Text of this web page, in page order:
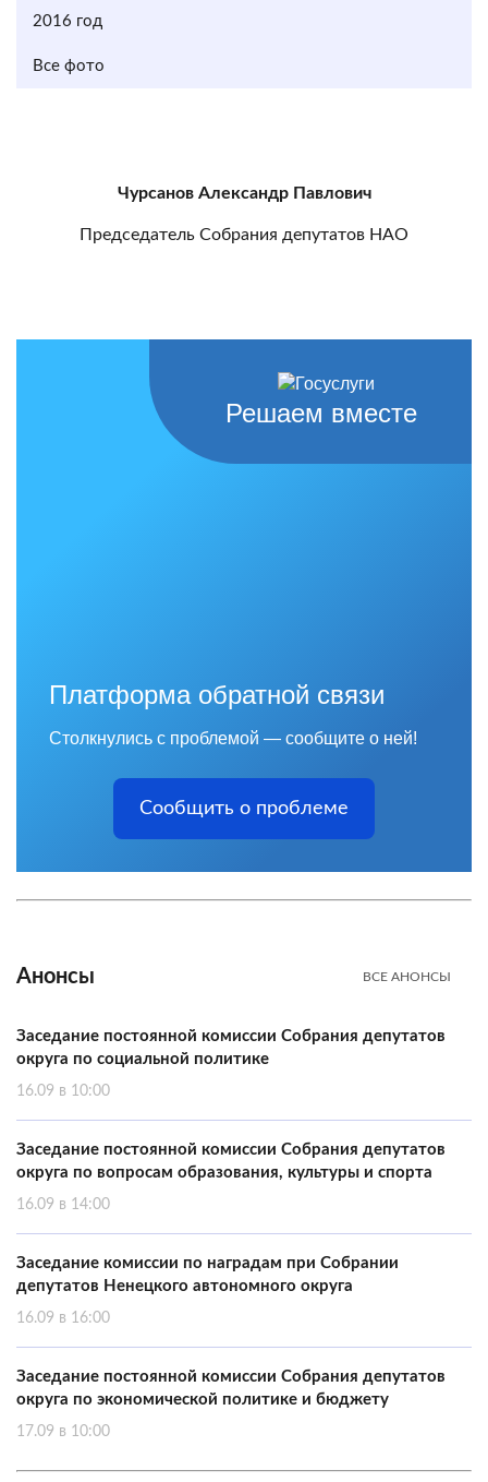
2016 год
Все фото
Чурсанов Александр Павлович
Председатель Собрания депутатов НАО
Решаем вместе
Платформа обратной связи
Столкнулись с проблемой — сообщите о ней!
Сообщить о проблеме
Анонсы ВСЕ АНОНСЫ
Заседание постоянной комиссии Собрания депутатов
округа по социальной политике
16.09 в 10:00
Заседание постоянной комиссии Собрания депутатов
округа по вопросам образования, культуры и спорта
16.09 в 14:00
Заседание комиссии по наградам при Собрании
депутатов Ненецкого автономного округа
16.09 в 16:00
Заседание постоянной комиссии Собрания депутатов
округа по экономической политике и бюджету
17.09 в 10:00